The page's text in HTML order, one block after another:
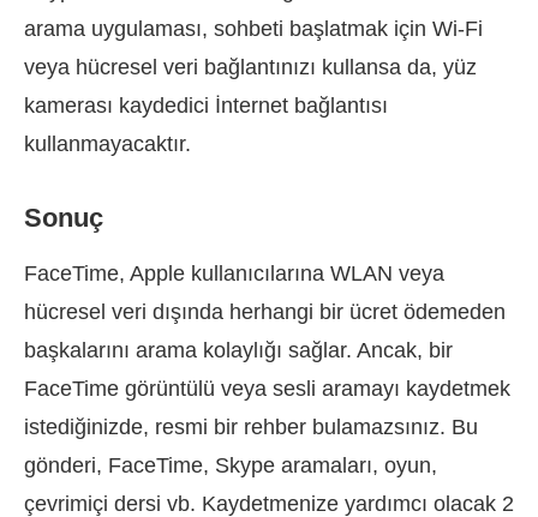
arama uygulaması, sohbeti başlatmak için Wi-Fi
veya hücresel veri bağlantınızı kullansa da, yüz
kamerası kaydedici İnternet bağlantısı
kullanmayacaktır.
Sonuç
FaceTime, Apple kullanıcılarına WLAN veya
hücresel veri dışında herhangi bir ücret ödemeden
başkalarını arama kolaylığı sağlar. Ancak, bir
FaceTime görüntülü veya sesli aramayı kaydetmek
istediğinizde, resmi bir rehber bulamazsınız. Bu
gönderi, FaceTime, Skype aramaları, oyun,
çevrimiçi dersi vb. Kaydetmenize yardımcı olacak 2